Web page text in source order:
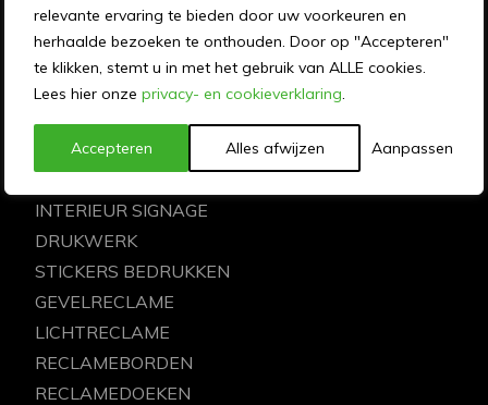
relevante ervaring te bieden door uw voorkeuren en
herhaalde bezoeken te onthouden. Door op "Accepteren"
te klikken, stemt u in met het gebruik van ALLE cookies.
Lees hier onze privacy- en cookieverklaring
Aanpassen
Alles afwijzen
Accepteren
OVER ONS
MEMO reclame ontwerpt, produceert, drukt en
monteert al 50 jaar communicatie-uitingen voor
ONZE DIENSTEN
INTERIEUR SIGNAGE
DRUKWERK
STICKERS BEDRUKKEN
GEVELRECLAME
LICHTRECLAME
RECLAMEBORDEN
RECLAMEDOEKEN